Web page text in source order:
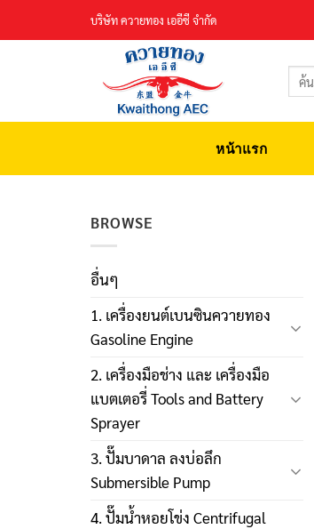
บริษัท ควายทอง เออีซี จำกัด
ค้นหา:
หน้าแรก
BROWSE
อื่นๆ
1. เครื่องยนต์เบนซินควายทอง
Gasoline Engine
2. เครื่องมือช่าง และ เครื่องมือ
แบตเตอรี่ Tools and Battery
Sprayer
3. ปั๊มบาดาล ลงบ่อลึก
Submersible Pump
4. ปั๊มน้ำหอยโข่ง Centrifugal